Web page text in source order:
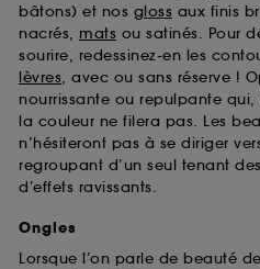
bâtons) et nos gloss aux finis
nacrés, mats ou satinés. Pour
sourire, redessinez-en les
lèvres, avec ou sans réserve !
nourrissante ou repulpante
la couleur ne filera pas. Les
n’hésiteront pas à se diriger
regroupant d’un seul tenant
d’effets ravissants.
Ongles
Lorsque l’on parle de beauté